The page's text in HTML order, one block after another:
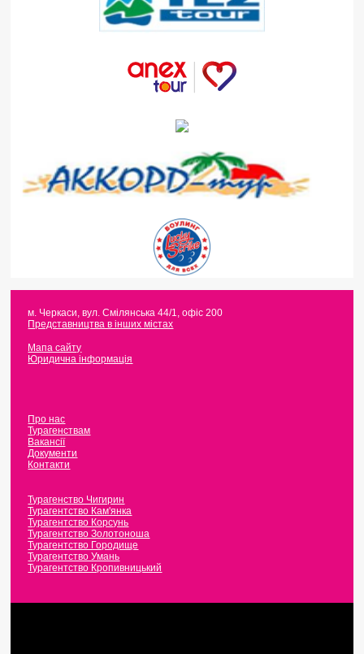
м. Черкаси ,вул. Смілянська 44/1, офіс 200
Представництва в інших містах
Мапа сайту
Юридична інформація
Про нас
Турагенствам
Вакансії
Документи
Контакти
Турагенство Чигирин
Турагентство Кам'янка
Турагентство Корсунь
Турагентство Золотоноша
Турагентство Городище
Турагентство Умань
Турагентство Кропивницький